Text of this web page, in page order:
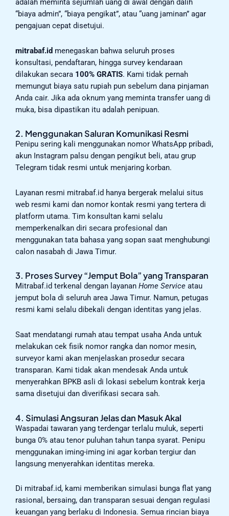
adalah meminta sejumlah uang di awal dengan dalih
“biaya admin”, “biaya pengikat”, atau “uang jaminan” agar
pengajuan cepat disetujui.
mitrabaf.id menegaskan bahwa seluruh proses
konsultasi, pendaftaran, hingga survey kendaraan
dilakukan secara 100% GRATIS. Kami tidak pernah
memungut biaya satu rupiah pun sebelum dana pinjaman
Anda cair. Jika ada oknum yang meminta transfer uang di
muka, bisa dipastikan itu adalah penipuan.
2. Menggunakan Saluran Komunikasi Resmi
Penipu sering kali menggunakan nomor WhatsApp pribadi,
akun Instagram palsu dengan pengikut beli, atau grup
Telegram tidak resmi untuk menjaring korban.
Layanan resmi mitrabaf.id hanya bergerak melalui situs
web resmi kami dan nomor kontak resmi yang tertera di
platform utama. Tim konsultan kami selalu
memperkenalkan diri secara profesional dan
menggunakan tata bahasa yang sopan saat menghubungi
calon nasabah di Jawa Timur.
3. Proses Survey “Jemput Bola” yang Transparan
Mitrabaf.id terkenal dengan layanan Home Service atau
jemput bola di seluruh area Jawa Timur. Namun, petugas
resmi kami selalu dibekali dengan identitas yang jelas.
Saat mendatangi rumah atau tempat usaha Anda untuk
melakukan cek fisik nomor rangka dan nomor mesin,
surveyor kami akan menjelaskan prosedur secara
transparan. Kami tidak akan mendesak Anda untuk
menyerahkan BPKB asli di lokasi sebelum kontrak kerja
sama disetujui dan diverifikasi secara sah.
4. Simulasi Angsuran Jelas dan Masuk Akal
Waspadai tawaran yang terdengar terlalu muluk, seperti
bunga 0% atau tenor puluhan tahun tanpa syarat. Penipu
menggunakan iming-iming ini agar korban tergiur dan
langsung menyerahkan identitas mereka.
Di mitrabaf.id, kami memberikan simulasi bunga flat yang
rasional, bersaing, dan transparan sesuai dengan regulasi
keuangan yang berlaku di Indonesia. Semua rincian biaya